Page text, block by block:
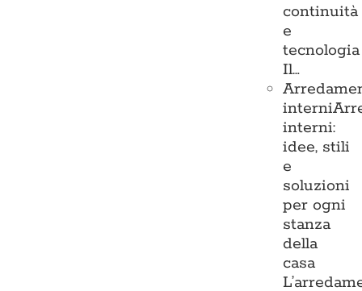
continuità
e
tecnologia
Il…
interni
interni:
idee, stili
e
soluzioni
per ogni
stanza
della
casa